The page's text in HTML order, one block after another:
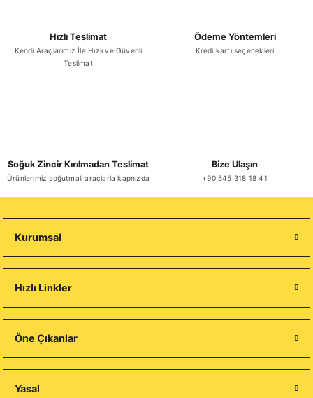
Hızlı Teslimat
Kendi Araçlarımız İle Hızlı ve Güvenli
Teslimat
Ödeme Yöntemleri
Kredi kartı seçenekleri
Soğuk Zincir Kırılmadan Teslimat
Ürünlerimiz soğutmalı araçlarla kapnızda
Bize Ulaşın
+90 545 318 18 41
Kurumsal
Hızlı Linkler
Öne Çıkanlar
Yasal